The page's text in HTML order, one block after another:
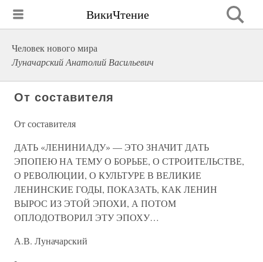
ВикиЧтение
Человек нового мира
Луначарский Анатолий Васильевич
От составителя
От составителя
ДАТЬ «ЛЕНИНИАДУ» — ЭТО ЗНАЧИТ ДАТЬ
ЭПОПЕЮ НА ТЕМУ О БОРЬБЕ, О СТРОИТЕЛЬСТВЕ,
О РЕВОЛЮЦИИ, О КУЛЬТУРЕ В ВЕЛИКИЕ
ЛЕНИНСКИЕ ГОДЫ, ПОКАЗАТЬ, КАК ЛЕНИН
ВЫРОС ИЗ ЭТОЙ ЭПОХИ, А ПОТОМ
ОПЛОДОТВОРИЛ ЭТУ ЭПОХУ…
А.В. Луначарский